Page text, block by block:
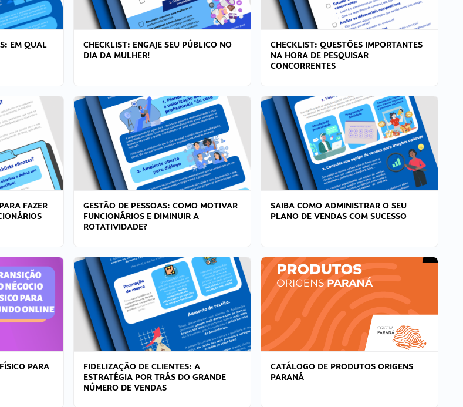
EM QUAL
CHECKLIST: ENGAJE SEU PÚBLICO NO
DIA DA MULHER!
CHECKLIST: QUESTÕES IMPORTANTES
NA HORA DE PESQUISAR
CONCORRENTES
FAZER
GESTÃO DE PESSOAS: COMO MOTIVAR
FUNCIONÁRIOS E DIMINUIR A
ROTATIVIDADE?
SAIBA COMO ADMINISTRAR O SEU
PLANO DE VENDAS COM SUCESSO
PARA
FIDELIZAÇÃO DE CLIENTES: A
ESTRATÉGIA POR TRÁS DO GRANDE
NÚMERO DE VENDAS
CATÁLOGO DE PRODUTOS ORIGENS
PARANÁ